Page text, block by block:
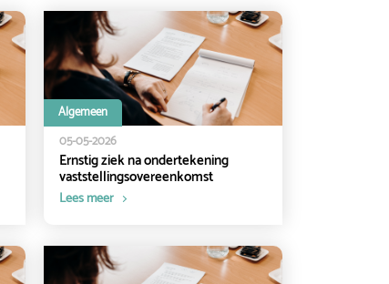
Algemeen
05-05-2026
Ernstig ziek na ondertekening
vaststellingsovereenkomst
Lees meer